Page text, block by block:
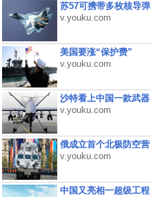
苏57可携带多枚核导弹
v.youku.com
美国要涨“保护费”
v.youku.com
沙特看上中国一款武器
v.youku.com
俄成立首个北极防空营
v.youku.com
中国又亮相一超级工程